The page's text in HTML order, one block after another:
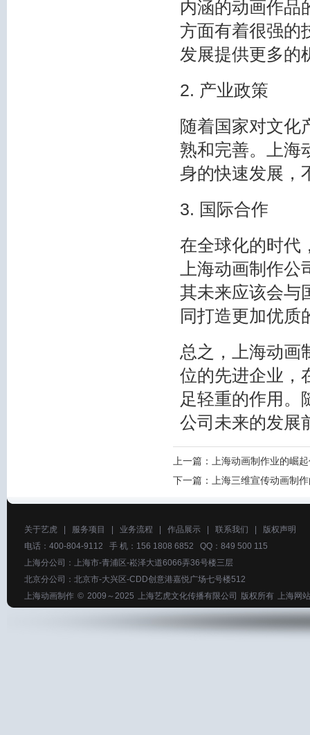
内涵的动画作品
方面有着很强的
发展提供更多的
2. 产业政策
随着国家对文化
熟和完善。上海
身的快速发展，
3. 国际合作
在全球化的时代
上海动画制作
其未来应该会与
同打造更加优质
总之，上海动画
位的先进企业，
足轻重的作用。
公司未来的发展
上一篇：
上海动画制作业的崛
下一篇：
上海三维宣传动画制
关于艺虎 服务项目 业务流程 作品展示 联系我们
版权声明
电话：400-804-9112 手 机：156 1808 6852 QQ：849 500 115
上海分公司：上海市-青浦区-崧泽大道6066弄36号楼三层
北京分公司：北京市-大兴区-CDD创意港嘉悦广场七号楼512
上海动画制作 © 2009～2025 上海艺虎文化传播有限公司 版权所有 上海网